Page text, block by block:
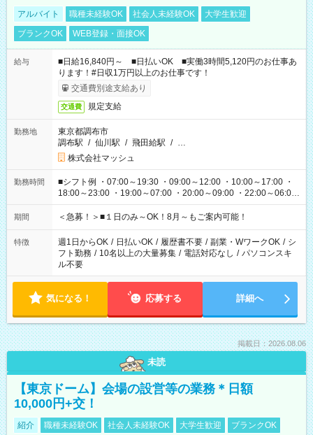
アルバイト 職種未経験OK 社会人未経験OK
大学生歓迎
ブランクOK
WEB登録・面接OK
給与
■日給16,840円～ ■日払いOK ■実働3時間5,120円のお仕事あ
ります！#日収1万円以上のお仕事です！
交通費別途支給あり
交通費 規定支給
勤務地
東京都調布市
調布駅 / 仙川駅 / 飛田給駅 / …
株式会社マッシュ
勤務時間
■シフト例 ・07:00～19:30 ・09:00～12:00 ・10:00～17:00 ・
18:00～23:00 ・19:00～07:00 ・20:00～09:00 ・22:00～06:00
etc ★最短で3時間で5,120円のお仕事から 15時間で2万円近く稼
げるお仕事も！ ご希望のお時間に合わせてご紹介！ ※シフトは
ください！
期間 ＜急募！＞■１日のみ～OK！8月～もご案内可能！
特徴 週1日からOK / 日払いOK / 履歴書不要 / 副業・WワークOK / シ
フト勤務 / 10名以上の大量募集 / 電話対応なし / パソコンスキ
ル不要
気になる！ 応募する 詳細へ
掲載日：2026.08.06
未読
【東京ドーム】会場の設営等の業務＊日額
10,000円+交！
紹介 職種未経験OK 社会人未経験OK 大学生歓迎 ブランクOK